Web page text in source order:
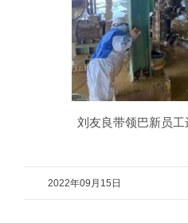
刘友良带领巴新员
2022年09月15日